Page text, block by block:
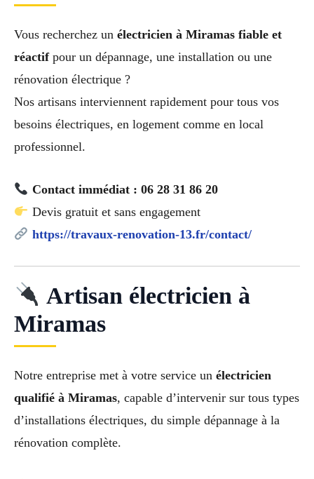
Vous recherchez un électricien à Miramas fiable et
réactifpour un dépannage, une installation ou une
rénovation électrique ?
Nos artisans interviennent rapidement pour tous vos
besoins électriques, en logement comme en local
professionnel.
Contact immédiat : 06 28 31 86 20
Devis gratuit et sans engagement
https://travaux-renovation-13.fr/contact/
Artisan électricien à
Miramas
Notre entreprise met à votre service un électricien
qualifié à Miramas, capable d’intervenir sur tous types
d’installations électriques, du simple dépannage à la
rénovation complète.